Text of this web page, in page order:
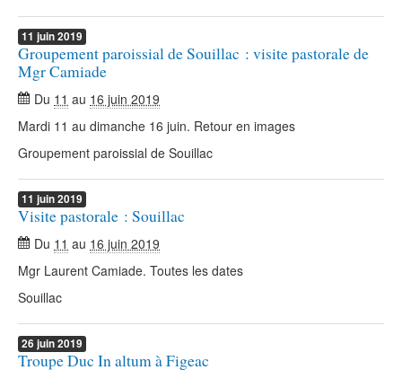
11 juin2019
Groupement paroissial de Souillac : visite pastorale de
Mgr Camiade
Du 11 au 16 juin 2019
Mardi 11 au dimanche 16 juin. Retour en images
Groupement paroissial de Souillac
11 juin2019
Visite pastorale : Souillac
Du 11 au 16 juin 2019
Mgr Laurent Camiade. Toutes les dates
Souillac
26 juin2019
Troupe Duc In altum à Figeac